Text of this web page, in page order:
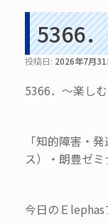
5366
投稿日: 2026年7月31
5366．～楽し
「知的障害・
ス）・朗豊ゼ
今日のＥlephas